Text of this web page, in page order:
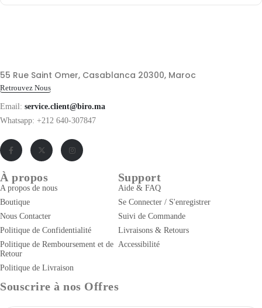
55 Rue Saint Omer, Casablanca 20300, Maroc
Retrouvez Nous
Email: service.client@biro.ma
Whatsapp: +212 640-307847
À propos
A propos de nous
Boutique
Nous Contacter
Politique de Confidentialité
Politique de Remboursement et de
Retour
Politique de Livraison
Support
Aide & FAQ
Se Connecter / S'enregistrer
Suivi de Commande
Livraisons & Retours
Accessibilité
Souscrire à nos Offres